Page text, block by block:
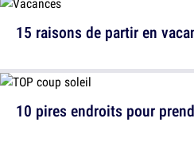
15 raisons de partir en
10 pires endroits pour